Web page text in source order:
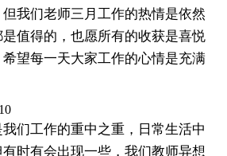
我们老师三月工作的热情是依然
值得的，也愿所有的收获是喜悦
望每一天大家工作的心情是充满
们工作的重中之重，日常生活中
时有会出现一些，我们教师异想